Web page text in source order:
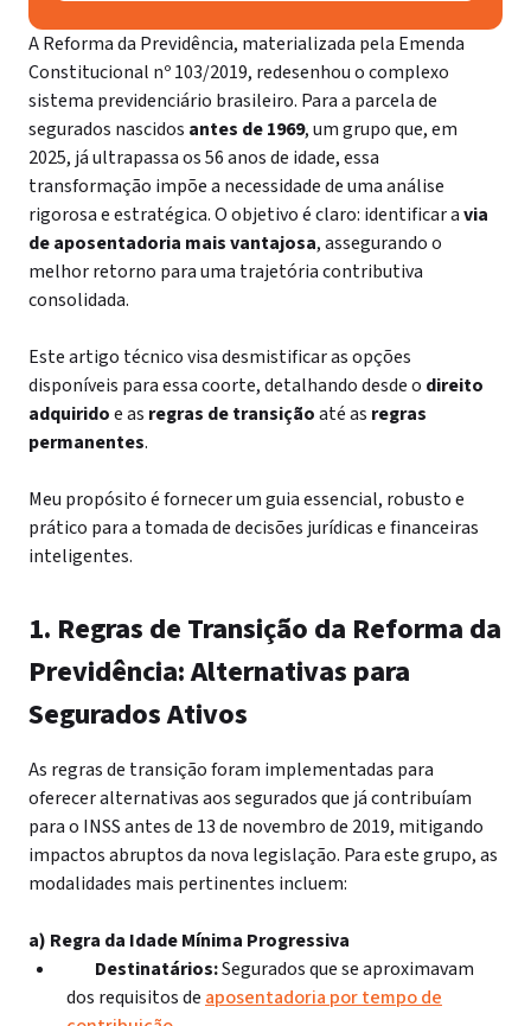
A Reforma da Previdência, materializada pela Emenda
Constitucional nº 103/2019, redesenhou o complexo
sistema previdenciário brasileiro. Para a parcela de
segurados nascidos antes de 1969, um grupo que, em
2025, já ultrapassa os 56 anos de idade, essa
transformação impõe a necessidade de uma análise
rigorosa e estratégica. O objetivo é claro: identificar avia
de aposentadoria mais vantajosa, assegurando o
melhor retorno para uma trajetória contributiva
consolidada.
Este artigo técnico visa desmistificar as opções
disponíveis para essa coorte, detalhando desde o direito
adquiridoe as regras de transiçãoaté as regras
permanentes.
Meu propósito é fornecer um guia essencial, robusto e
prático para a tomada de decisões jurídicas e financeiras
inteligentes.
1. Regras de Transição da Reforma da
Previdência: Alternativas para
Segurados Ativos
As regras de transição foram implementadas para
oferecer alternativas aos segurados que já contribuíam
para o INSS antes de 13 de novembro de 2019, mitigando
impactos abruptos da nova legislação. Para este grupo, as
modalidades mais pertinentes incluem:
a) Regra da Idade Mínima Progressiva
Destinatários:Segurados que se aproximavam
dos requisitos de aposentadoria por tempo de